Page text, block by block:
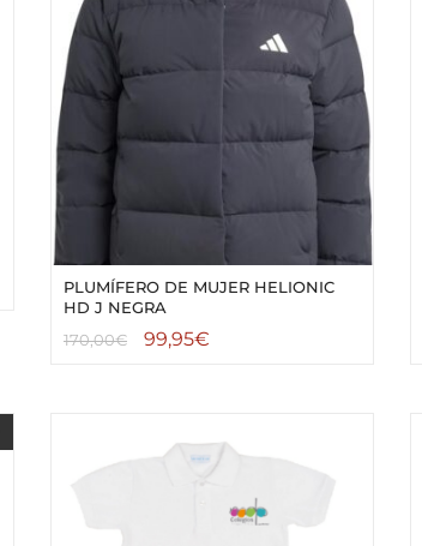
PLUMÍFERO DE MUJER HELIONIC
HD J NEGRA
170,00€ 99,95€